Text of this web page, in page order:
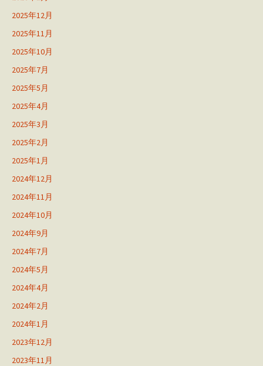
2025年12月
2025年11月
2025年10月
2025年7月
2025年5月
2025年4月
2025年3月
2025年2月
2025年1月
2024年12月
2024年11月
2024年10月
2024年9月
2024年7月
2024年5月
2024年4月
2024年2月
2024年1月
2023年12月
2023年11月